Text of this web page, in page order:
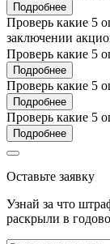
Подробнее
Проверь какие 5
заключении
Проверь какие 5
Подробнее
Проверь какие 5
Подробнее
Проверь какие 5
Подробнее
Оставьте заявку
Узнай за что
раскрыли в